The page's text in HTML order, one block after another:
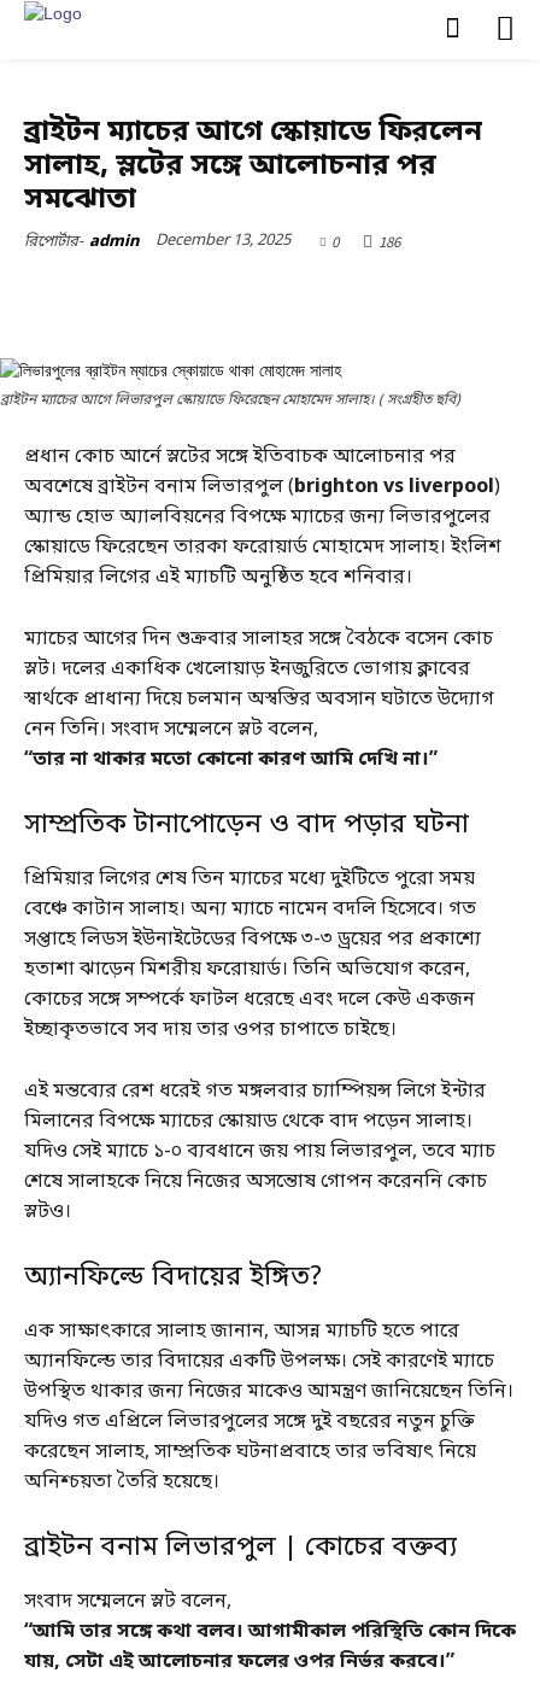
ব্রাইটন ম্যাচের আগে স্কোয়াডে ফিরলেন
সালাহ, স্লটের সঙ্গে আলোচনার পর
সমঝোতা
রিপোর্টার- admin December 13, 2025 0 186
ব্রাইটন ম্যাচের আগে লিভারপুল স্কোয়াডে ফিরেছেন মোহামেদ সালাহ। ( সংগ্রহীত ছবি)
প্রধান কোচ আর্নে স্লটের সঙ্গে ইতিবাচক আলোচনার পর
অবশেষে ব্রাইটন বনাম লিভারপুল (brighton vs liverpool)
অ্যান্ড হোভ অ্যালবিয়নের বিপক্ষে ম্যাচের জন্য লিভারপুলের
স্কোয়াডে ফিরেছেন তারকা ফরোয়ার্ড মোহামেদ সালাহ। ইংলিশ
প্রিমিয়ার লিগের এই ম্যাচটি অনুষ্ঠিত হবে শনিবার।
ম্যাচের আগের দিন শুক্রবার সালাহর সঙ্গে বৈঠকে বসেন কোচ
স্লট। দলের একাধিক খেলোয়াড় ইনজুরিতে ভোগায় ক্লাবের
স্বার্থকে প্রাধান্য দিয়ে চলমান অস্বস্তির অবসান ঘটাতে উদ্যোগ
নেন তিনি। সংবাদ সম্মেলনে স্লট বলেন,
“তার না থাকার মতো কোনো কারণ আমি দেখি না।”
সাম্প্রতিক টানাপোড়েন ও বাদ পড়ার ঘটনা
প্রিমিয়ার লিগের শেষ তিন ম্যাচের মধ্যে দুইটিতে পুরো সময়
বেঞ্চে কাটান সালাহ। অন্য ম্যাচে নামেন বদলি হিসেবে। গত
সপ্তাহে লিডস ইউনাইটেডের বিপক্ষে ৩-৩ ড্রয়ের পর প্রকাশ্যে
হতাশা ঝাড়েন মিশরীয় ফরোয়ার্ড। তিনি অভিযোগ করেন,
কোচের সঙ্গে সম্পর্কে ফাটল ধরেছে এবং দলে কেউ একজন
ইচ্ছাকৃতভাবে সব দায় তার ওপর চাপাতে চাইছে।
এই মন্তব্যের রেশ ধরেই গত মঙ্গলবার চ্যাম্পিয়ন্স লিগে ইন্টার
মিলানের বিপক্ষে ম্যাচের স্কোয়াড থেকে বাদ পড়েন সালাহ।
যদিও সেই ম্যাচে ১-০ ব্যবধানে জয় পায় লিভারপুল, তবে ম্যাচ
শেষে সালাহকে নিয়ে নিজের অসন্তোষ গোপন করেননি কোচ
স্লটও।
অ্যানফিল্ডে বিদায়ের ইঙ্গিত?
এক সাক্ষাৎকারে সালাহ জানান, আসন্ন ম্যাচটি হতে পারে
অ্যানফিল্ডে তার বিদায়ের একটি উপলক্ষ। সেই কারণেই ম্যাচে
উপস্থিত থাকার জন্য নিজের মাকেও আমন্ত্রণ জানিয়েছেন তিনি।
যদিও গত এপ্রিলে লিভারপুলের সঙ্গে দুই বছরের নতুন চুক্তি
করেছেন সালাহ, সাম্প্রতিক ঘটনাপ্রবাহে তার ভবিষ্যৎ নিয়ে
অনিশ্চয়তা তৈরি হয়েছে।
ব্রাইটন বনাম লিভারপুল | কোচের বক্তব্য
সংবাদ সম্মেলনে স্লট বলেন,
“আমি তার সঙ্গে কথা বলব। আগামীকাল পরিস্থিতি কোন দিকে
যায়, সেটা এই আলোচনার ফলের ওপর নির্ভর করবে।”